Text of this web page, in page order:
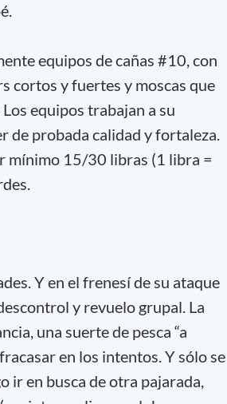
equipos de cañas #10, con
cortos y fuertes y moscas que
equipos trabajan a su
de probada calidad y fortaleza.
mínimo 15/30 libras (1 libra =
Y en el frenesí de su ataque
y revuelo grupal. La
una suerte de pesca “a
en los intentos. Y sólo se
ir en busca de otra pajarada,